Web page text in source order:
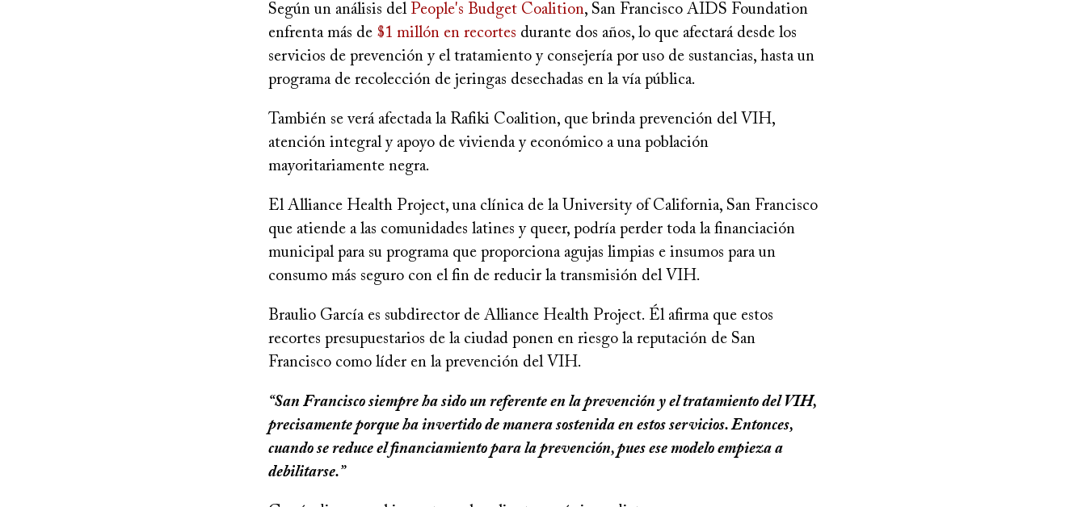
Según un análisis del People's Budget Coalition, San Francisco AIDS Foundation
enfrenta más de $1 millón en recortes durante dos años, lo que afectará desde los
servicios de prevención y el tratamiento y consejería por uso de sustancias, hasta un
programa de recolección de jeringas desechadas en la vía pública.
También se verá afectada la Rafiki Coalition, que brinda prevención del VIH,
atención integral y apoyo de vivienda y económico a una población
mayoritariamente negra.
El Alliance Health Project, una clínica de la University of California, San Francisco
que atiende a las comunidades latines y queer, podría perder toda la financiación
municipal para su programa que proporciona agujas limpias e insumos para un
consumo más seguro con el fin de reducir la transmisión del VIH.
Braulio García es subdirector de Alliance Health Project. Él afirma que estos
recortes presupuestarios de la ciudad ponen en riesgo la reputación de San
Francisco como líder en la prevención del VIH.
“San Francisco siempre ha sido un referente en la prevención y el tratamiento del VIH,
precisamente porque ha invertido de manera sostenida en estos servicios. Entonces,
cuando se reduce el financiamiento para la prevención, pues ese modelo empieza a
debilitarse.”